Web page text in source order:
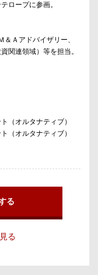
ロープに参画。
Ａアドバイザリー、
関連領域）等を担当。
オルタナティブ）
オルタナティブ）
る
る